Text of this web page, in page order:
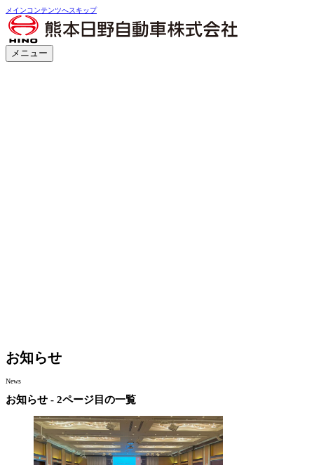
メインコンテンツへスキップ
メニュー
お知らせ
News
お知らせ - 2ページ目の一覧